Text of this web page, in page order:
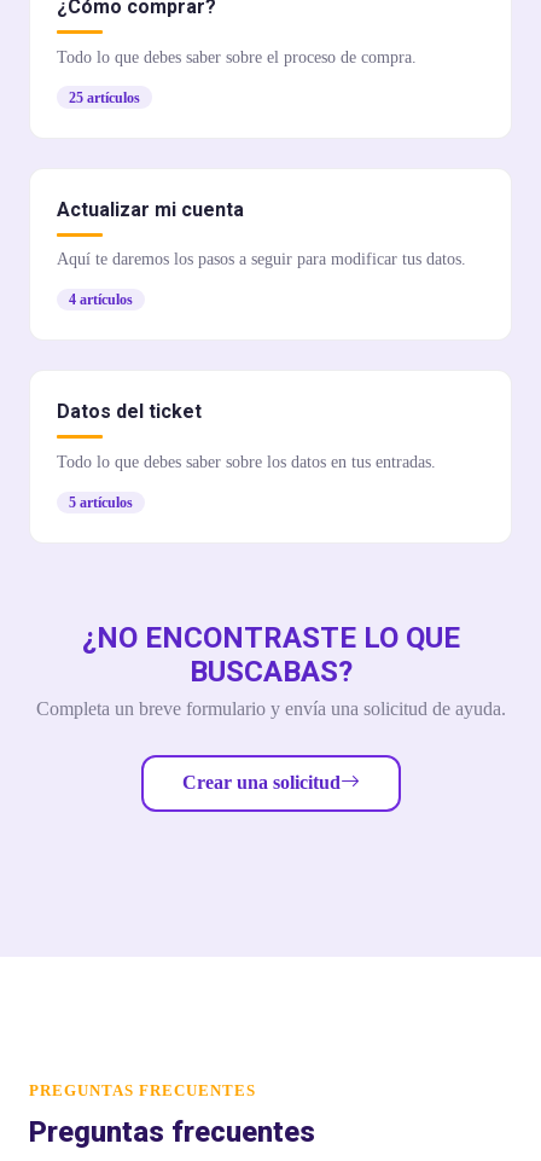
¿Cómo comprar?
Todo lo que debes saber sobre el proceso de compra.
25 artículos
Actualizar mi cuenta
Aquí te daremos los pasos a seguir para modificar tus datos.
4 artículos
Datos del ticket
Todo lo que debes saber sobre los datos en tus entradas.
5 artículos
¿NO ENCONTRASTE LO QUE
BUSCABAS?
Completa un breve formulario y envía una solicitud de ayuda.
Crear una solicitud
PREGUNTAS FRECUENTES
Preguntas frecuentes